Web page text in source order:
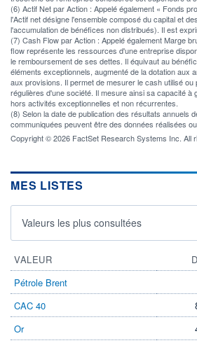
(6) Actif Net par Action : Appelé également « Fonds
l'Actif net désigne l'ensemble composé du capital et
l'accumulation de bénéfices non distribués). Il est
(7) Cash Flow par Action : Appelé également Marge
flow représente les ressources d'une entreprise
le remboursement de ses dettes. Il équivaut au
éléments exceptionnels, augmenté de la dotation aux
aux provisions. Il permet de mesurer le cash utilisé
régulières d'une société. Il mesure ainsi sa capacité à
hors activités exceptionnelles et non récurrentes.
(8) Selon la date de publication des résultats annuels
communiquées peuvent être des données réalisées
Copyright © 2026 FactSet Research Systems Inc. All
MES LISTES
Valeurs les plus consultées
VALEUR
Pétrole Brent
CAC 40
Or